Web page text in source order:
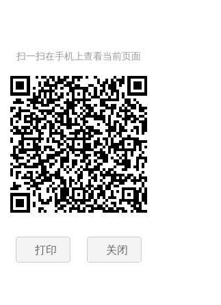
扫一扫在手机上查看当前页面
打印 关闭